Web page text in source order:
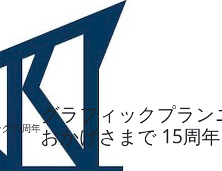
グラフィックプラン
おかげさまで 15周年